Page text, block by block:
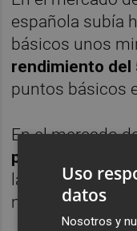
española subía
básicos unos
rendimiento del
puntos básicos
En el mercado
posiciones
la jornada de
monedas se
Uso
datos
Nosotros y